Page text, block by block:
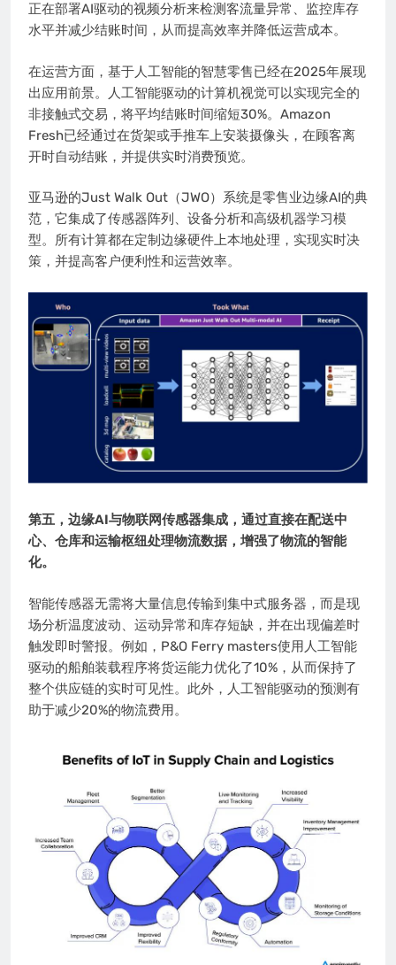
正在部署AI驱动的视频分析来检测客流量异常、监控库存
水平并减少结账时间，从而提高效率并降低运营成本。
在运营方面，基于人工智能的智慧零售已经在2025年展现
出应用前景。人工智能驱动的计算机视觉可以实现完全的
非接触式交易，将平均结账时间缩短30%。Amazon
Fresh已经通过在货架或手推车上安装摄像头，在顾客离
开时自动结账，并提供实时消费预览。
亚马逊的Just Walk Out（JWO）系统是零售业边缘AI的典
范，它集成了传感器阵列、设备分析和高级机器学习模
型。所有计算都在定制边缘硬件上本地处理，实现实时决
策，并提高客户便利性和运营效率。
第五，边缘AI与物联网传感器集成，通过直接在配送中
心、仓库和运输枢纽处理物流数据，增强了物流的智能
化。
智能传感器无需将大量信息传输到集中式服务器，而是现
场分析温度波动、运动异常和库存短缺，并在出现偏差时
触发即时警报。例如，P&O Ferry masters使用人工智能
驱动的船舶装载程序将货运能力优化了10%，从而保持了
整个供应链的实时可见性。此外，人工智能驱动的预测有
助于减少20%的物流费用。